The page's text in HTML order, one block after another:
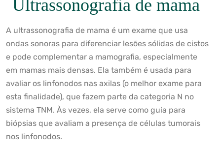
Ultrassonografia de mama
A ultrassonografia de mama é um exame que usa
ondas sonoras para diferenciar lesões sólidas de cistos
e pode complementar a mamografia, especialmente
em mamas mais densas. Ela também é usada para
avaliar os linfonodos nas axilas (o melhor exame para
esta finalidade), que fazem parte da categoria N no
sistema TNM. Às vezes, ela serve como guia para
biópsias que avaliam a presença de células tumorais
nos linfonodos.